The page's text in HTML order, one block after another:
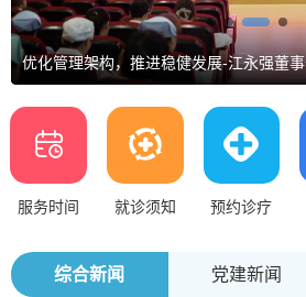
健康进军营，拥军践初心--凤凰医院开展
二十年深耕普外，新时代更担重任--记淮
支持母乳喂养，护航生命起点-凤凰医院
优化管理架构，推进稳健发展-江永强董
服务时间 就诊须知 预约诊疗
综合新闻 党建新闻